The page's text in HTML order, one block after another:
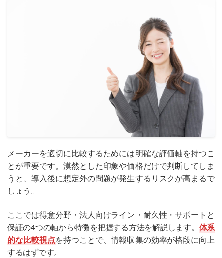
メーカーを適切に比較するためには明確な評価軸を持つこ
とが重要です。漠然とした印象や価格だけで判断してしま
うと、導入後に想定外の問題が発生するリスクが高まるで
しょう。
ここでは得意分野・法人向けライン・耐久性・サポートと
保証の4つの軸から特徴を把握する方法を解説します。 体系
的な比較視点を持つことで、情報収集の効率が格段に向上
するはずです。